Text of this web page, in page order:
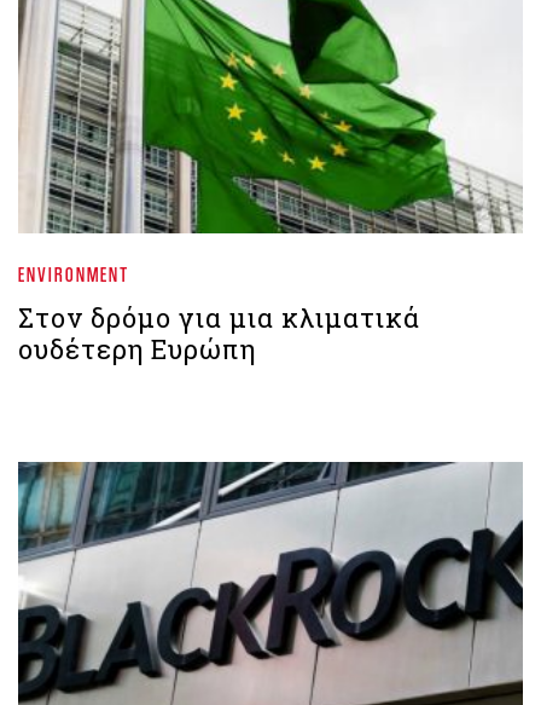
ENVIRONMENT
Στον δρόμο για μια κλιματικά
ουδέτερη Ευρώπη